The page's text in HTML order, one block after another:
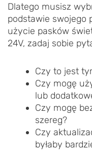
Dlatego musisz
podstawie swojego
użycie pasków
24V, zadaj sobie
Czy to jest
Czy mogę
lub
Czy mogę
szereg?
Czy
byłaby